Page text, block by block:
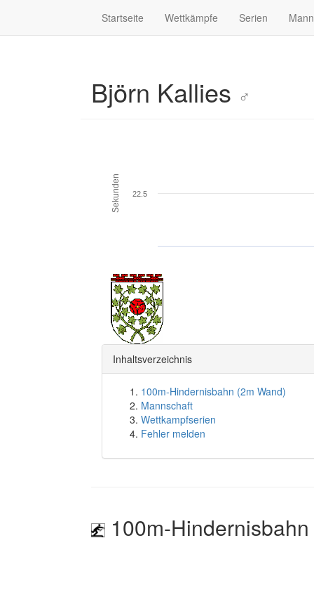
Startseite Wettkämpfe Serien
Björn Kallies ♂
Sekunden 22.5
Inhaltsverzeichnis
100m-Hindernisbahn (2m Wand)
Mannschaft
Wettkampfserien
Fehler melden
100m-